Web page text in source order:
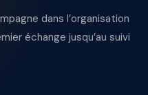
dans l’organisation
échange jusqu’au suivi